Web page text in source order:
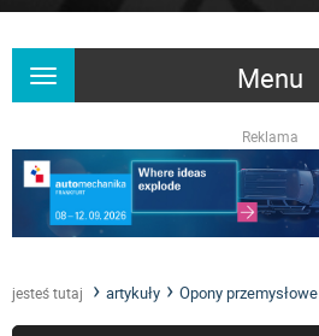
Menu
Rozwiń
Reklama
jesteś tutaj artykuły Opony przemysłowe